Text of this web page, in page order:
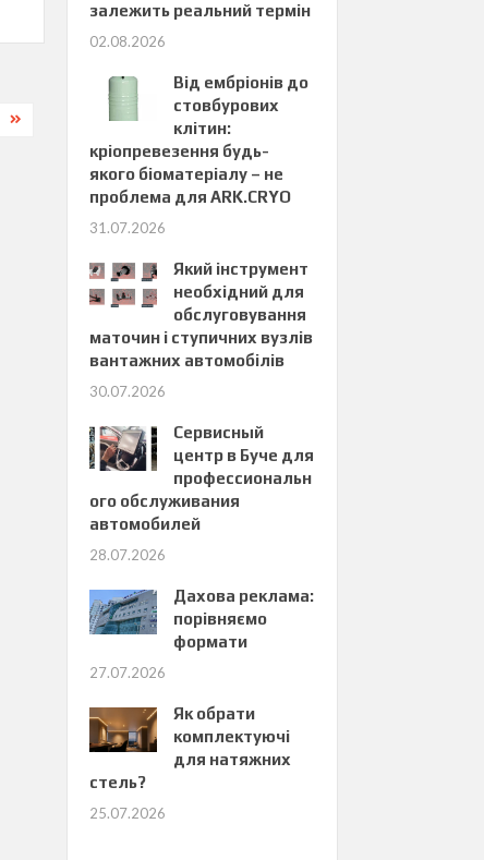
залежить реальний термін
02.08.2026
Від ембріонів до
стовбурових
клітин:
кріопревезення будь-
якого біоматеріалу – не
проблема для ARK.CRYO
31.07.2026
Який інструмент
необхідний для
обслуговування
маточин і ступичних вузлів
вантажних автомобілів
30.07.2026
Сервисный
центр в Буче для
профессиональн
ого обслуживания
автомобилей
28.07.2026
Дахова реклама:
порівняємо
формати
27.07.2026
Як обрати
комплектуючі
для натяжних
стель?
25.07.2026